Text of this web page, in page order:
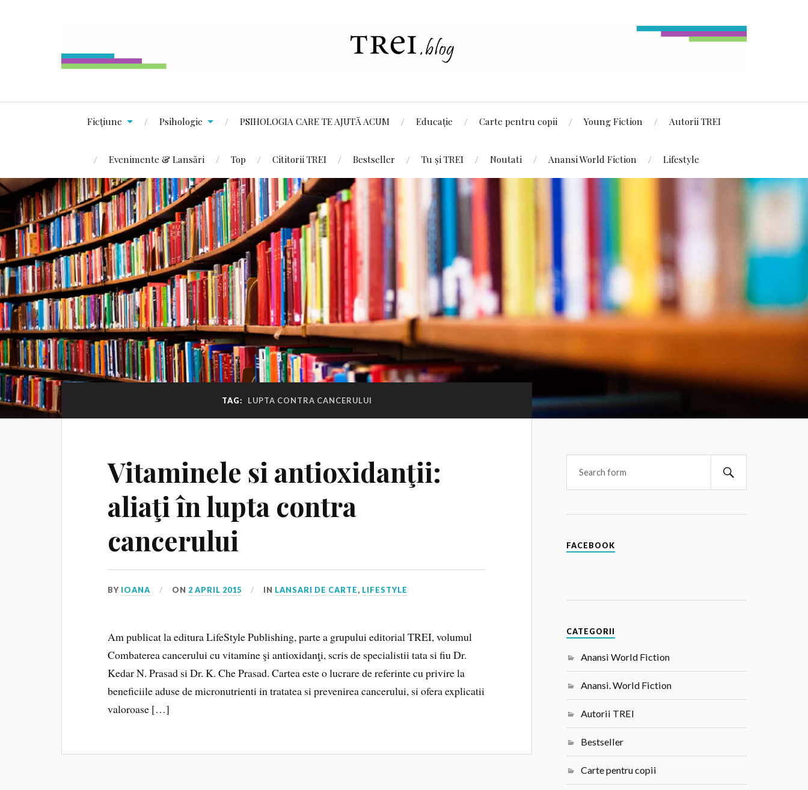
Ficțiune Psihologie PSIHOLOGIA CARE TE AJUTĂ ACUM Educație Carte pentru copii Young Fiction Autorii TREI
Evenimente & Lansări Top Cititorii TREI Bestseller Tu și TREI Noutati Anansi World Fiction Lifestyle
TAG: LUPTA CONTRA CANCERULUI
Vitaminele si antioxidanţii:
aliaţi în lupta contra
cancerului
BY IOANA ON 2 APRIL 2015 IN LANSARI DE CARTE, LIFESTYLE
Am publicat la editura LifeStyle Publishing, parte a grupului editorial TREI, volumul
Combaterea cancerului cu vitamine şi antioxidanţi, scris de specialistii tata si fiu Dr.
Kedar N. Prasad si Dr. K. Che Prasad. Cartea este o lucrare de referinte cu privire la
beneficiile aduse de micronutrienti in tratatea si prevenirea cancerului, si ofera explicatii
valoroase […]
FACEBOOK
CATEGORII
Anansi World Fiction
Anansi. World Fiction
Autorii TREI
Bestseller
Carte pentru copii